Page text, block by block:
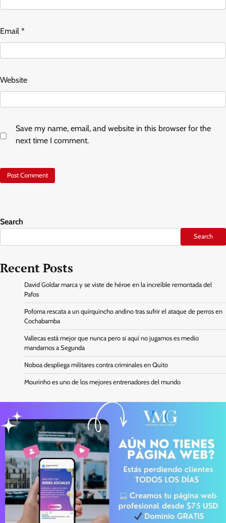
Email *
Website
Save my name, email, and website in this browser for the
next time I comment.
Search
Search
Recent Posts
David Goldar marca y se viste de héroe en la increíble remontada del
Pafos
Pofoma rescata a un quirquincho andino tras sufrir el ataque de perros en
Cochabamba
Vallecas está mejor que nunca pero si aquí no jugamos es medio
mandarnos a Segunda
Noboa despliega militares contra criminales en Quito
Mourinho es uno de los mejores entrenadores del mundo